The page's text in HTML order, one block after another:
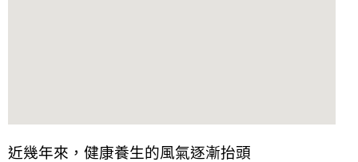
近幾年來，健康養生的風氣逐漸抬頭